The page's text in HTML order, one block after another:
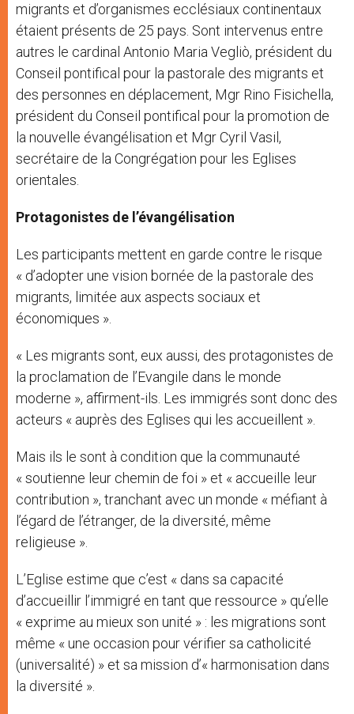
migrants et d’organismes ecclésiaux continentaux
étaient présents de 25 pays. Sont intervenus entre
autres le cardinal Antonio Maria Vegliò, président du
Conseil pontifical pour la pastorale des migrants et
des personnes en déplacement, Mgr Rino Fisichella,
président du Conseil pontifical pour la promotion de
la nouvelle évangélisation et Mgr Cyril Vasil,
secrétaire de la Congrégation pour les Eglises
orientales.
Protagonistes de l’évangélisation
Les participants mettent en garde contre le risque
« d’adopter une vision bornée de la pastorale des
migrants, limitée aux aspects sociaux et
économiques ».
« Les migrants sont, eux aussi, des protagonistes de
la proclamation de l’Evangile dans le monde
moderne », affirment-ils. Les immigrés sont donc des
acteurs « auprès des Eglises qui les accueillent ».
Mais ils le sont à condition que la communauté
« soutienne leur chemin de foi » et « accueille leur
contribution », tranchant avec un monde « méfiant à
l’égard de l’étranger, de la diversité, même
religieuse ».
L’Eglise estime que c’est « dans sa capacité
d’accueillir l’immigré en tant que ressource » qu’elle
« exprime au mieux son unité » : les migrations sont
même « une occasion pour vérifier sa catholicité
(universalité) » et sa mission d’« harmonisation dans
la diversité ».